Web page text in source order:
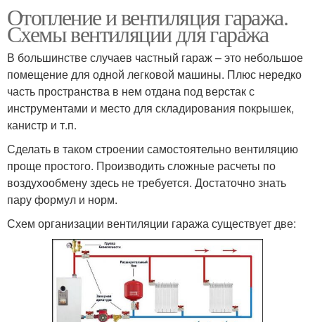
Отопление и вентиляция гаража.
Схемы вентиляции для гаража
В большинстве случаев частный гараж – это небольшое
помещение для одной легковой машины. Плюс нередко
часть пространства в нем отдана под верстак с
инструментами и место для складирования покрышек,
канистр и т.п.
Сделать в таком строении самостоятельно вентиляцию
проще простого. Производить сложные расчеты по
воздухообмену здесь не требуется. Достаточно знать
пару формул и норм.
Схем организации вентиляции гаража существует две: